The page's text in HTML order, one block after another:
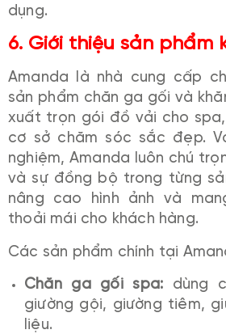
dụng.
6. Giới thiệu sản phẩm
Amanda là nhà cung cấp
sản phẩm chăn ga gối và
xuất trọn gói đồ vải cho
cơ sở chăm sóc sắc đẹp.
nghiệm, Amanda luôn chú
và sự đồng bộ trong từng
nâng cao hình ảnh và
thoải mái cho khách hàng.
Các sản phẩm chính tại
Chăn ga gối spa: dùng
giường gội, giường tiêm,
liệu.